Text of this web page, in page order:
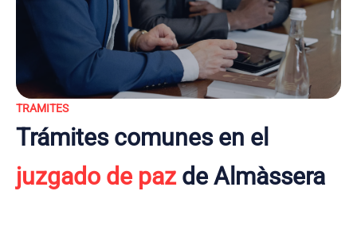
TRAMITES
Trámites comunes en el
juzgado de pazde Almàssera